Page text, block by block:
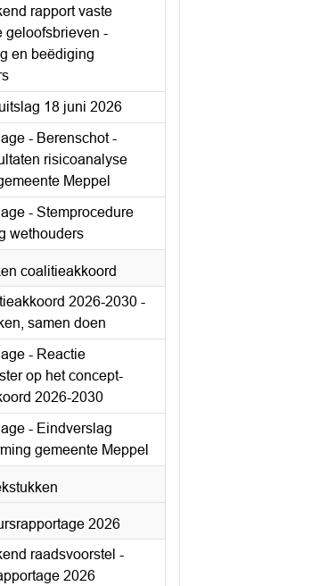
rapport vaste
geloofsbrieven -
en beëdiging
18 juni 2026
- Berenschot -
risicoanalyse
Meppel
- Stemprocedure
wethouders
coalitieakkoord
2026-2030 -
samen doen
- Reactie
op het concept-
2026-2030
- Eindverslag
gemeente Meppel
2026
raadsvoorstel -
2026